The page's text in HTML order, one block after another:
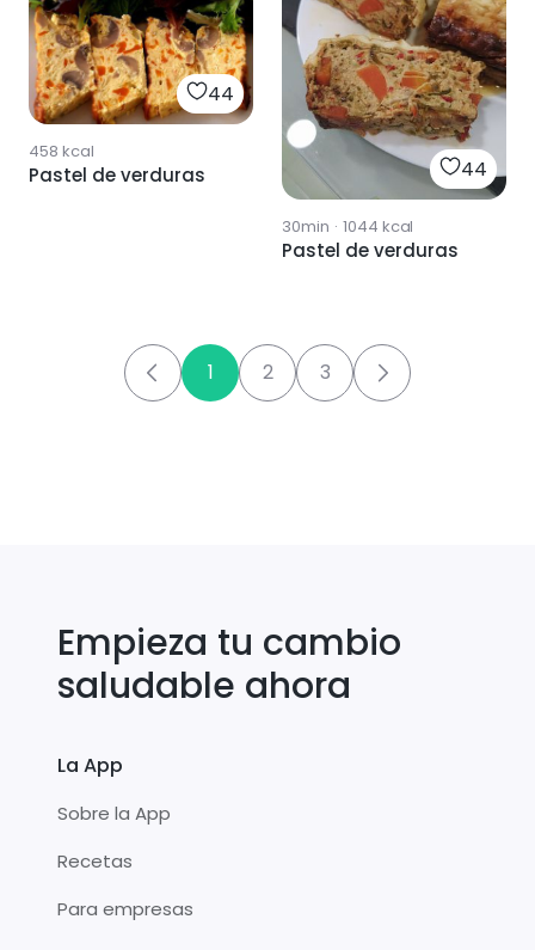
44
458 kcal
Pastel de verduras 44
30min · 1044 kcal
Pastel de verduras
1 2 3
Empieza tu cambio
saludable ahora
La App
Sobre la App
Recetas
Para empresas